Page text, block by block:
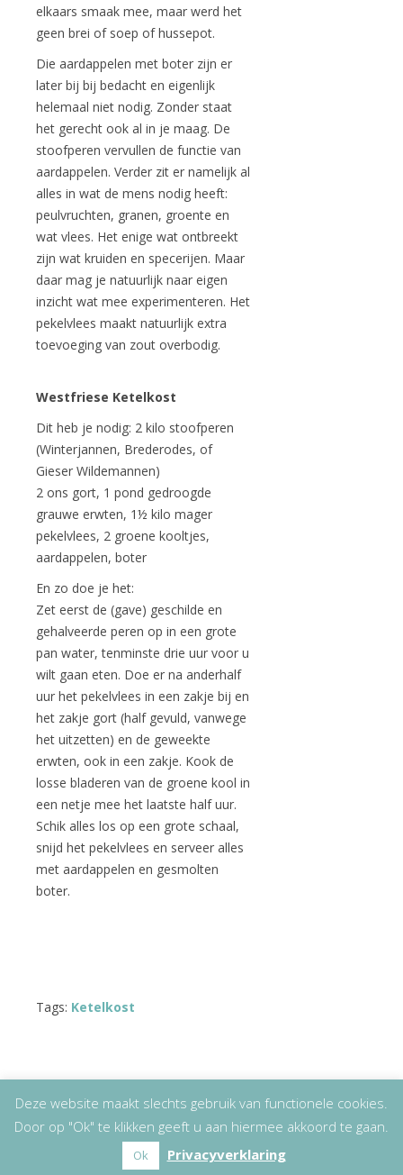
elkaars smaak mee, maar werd het
geen brei of soep of hussepot.
Die aardappelen met boter zijn er
later bij bij bedacht en eigenlijk
helemaal niet nodig. Zonder staat
het gerecht ook al in je maag. De
stoofperen vervullen de functie van
aardappelen. Verder zit er namelijk al
alles in wat de mens nodig heeft:
peulvruchten, granen, groente en
wat vlees. Het enige wat ontbreekt
zijn wat kruiden en specerijen. Maar
daar mag je natuurlijk naar eigen
inzicht wat mee experimenteren. Het
pekelvlees maakt natuurlijk extra
toevoeging van zout overbodig.
Westfriese Ketelkost
Dit heb je nodig: 2 kilo stoofperen
(Winterjannen, Brederodes, of
Gieser Wildemannen)
2 ons gort, 1 pond gedroogde
grauwe erwten, 1½ kilo mager
pekelvlees, 2 groene kooltjes,
aardappelen, boter
En zo doe je het:
Zet eerst de (gave) geschilde en
gehalveerde peren op in een grote
pan water, tenminste drie uur voor u
wilt gaan eten. Doe er na anderhalf
uur het pekelvlees in een zakje bij en
het zakje gort (half gevuld, vanwege
het uitzetten) en de geweekte
erwten, ook in een zakje. Kook de
losse bladeren van de groene kool in
een netje mee het laatste half uur.
Schik alles los op een grote schaal,
snijd het pekelvlees en serveer alles
met aardappelen en gesmolten
boter.
Tags: Ketelkost
Copyright© 2026Lizet Kruyff| Disclaimer
Deze website maakt slechts gebruik van functionele cookies.
Door op "Ok" te klikken geeft u aan hiermee akkoord te gaan.
Ok Privacyverklaring